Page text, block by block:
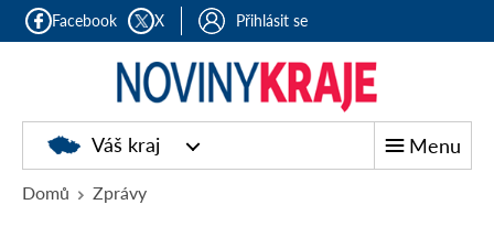
Facebook X Přihlásit se
Noviny
kraje
Váš kraj Menu
Domů Zprávy